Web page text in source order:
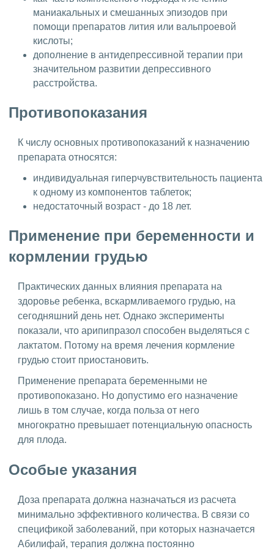
маниакальных и смешанных эпизодов при
помощи препаратов лития или вальпроевой
кислоты;
дополнение в антидепрессивной терапии при
значительном развитии депрессивного
расстройства.
Противопоказания
К числу основных противопоказаний к назначению
препарата относятся:
индивидуальная гиперчувствительность пациента
к одному из компонентов таблеток;
недостаточный возраст - до 18 лет.
Применение при беременности и
кормлении грудью
Практических данных влияния препарата на
здоровье ребенка, вскармливаемого грудью, на
сегодняшний день нет. Однако эксперименты
показали, что арипипразол способен выделяться с
лактатом. Потому на время лечения кормление
грудью стоит приостановить.
Применение препарата беременными не
противопоказано. Но допустимо его назначение
лишь в том случае, когда польза от него
многократно превышает потенциальную опасность
для плода.
Особые указания
Доза препарата должна назначаться из расчета
минимально эффективного количества. В связи со
спецификой заболеваний, при которых назначается
Абилифай, терапия должна постоянно